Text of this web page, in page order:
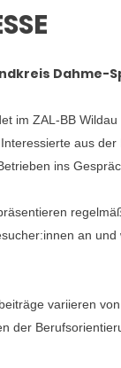
Dahme-
im ZAL-BB
aus
ins
an
variieren
der